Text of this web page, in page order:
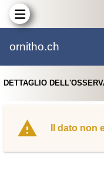
ornitho.ch
DETTAGLIO
Il dato non